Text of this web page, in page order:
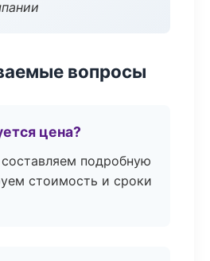
вопросы
цена?
подробную
стоимость и сроки